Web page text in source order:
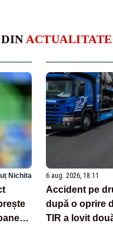
ACTUALITATE
Nichita 6 aug. 2026, 18:11
Accident pe
după o oprire
TIR a lovit